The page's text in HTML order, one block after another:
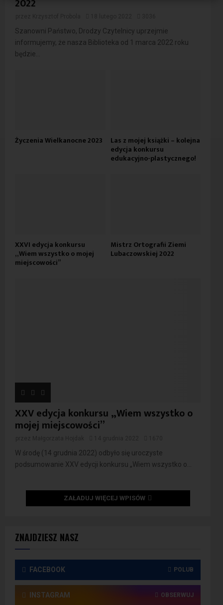
ZNAJDZIESZ NASZ
FACEBOOK POLUB
INSTAGRAM OBSERWUJ
2022
Szanowni Państwo, Drodzy Czytelnicy uprzejmie
informujemy, że nasza Biblioteka od 1 marca 2022 roku
będzie...
Życzenia Wielkanocne 2023 Las z mojej książki – kolejna
edycja konkursu
edukacyjno-plastycznego!
XXVI edycja konkursu
„Wiem wszystko o mojej
miejscowości”
Mistrz Ortografii Ziemi
Lubaczowskiej 2022
XXV edycja konkursu „Wiem wszystko o
mojej miejscowości”
W środę (14 grudnia 2022) odbyło się uroczyste
podsumowanie XXV edycji konkursu „Wiem wszystko o...
ZAŁADUJ WIĘCEJ WPISÓW